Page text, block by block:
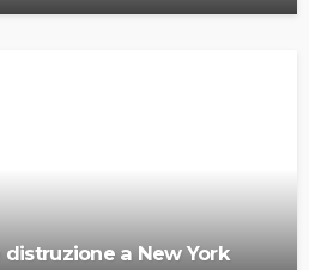
a New York